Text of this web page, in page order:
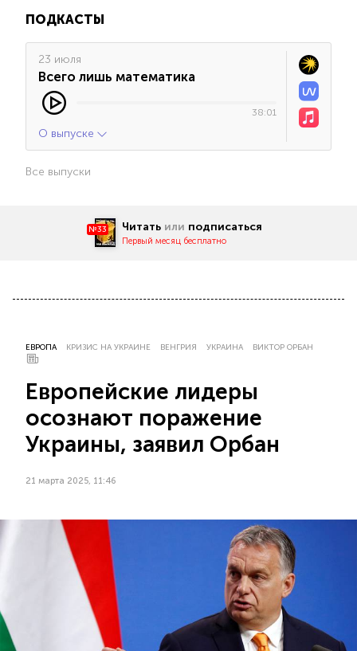
ПОДКАСТЫ
23 июля
Всего лишь математика
38:01
О выпуске
Все выпуски
№33 Читать или подписаться
Первый месяц бесплатно
ЕВРОПА КРИЗИС НА УКРАИНЕ ВЕНГРИЯ УКРАИНА ВИКТОР ОРБАН
Европейские лидеры
осознают поражение
Украины, заявил Орбан
21 марта 2025, 11:46